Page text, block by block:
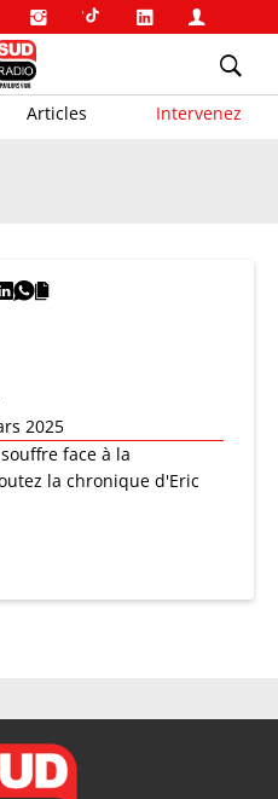
Articles Intervenez
2025
face à la
la chronique d'Eric